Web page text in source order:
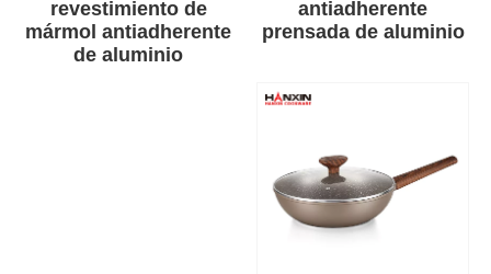
revestimiento de
mármol antiadherente
de aluminio
antiadherente
prensada de aluminio